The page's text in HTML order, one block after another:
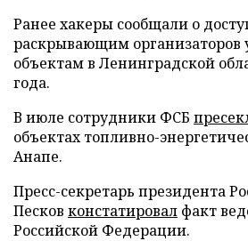
Ранее хакеры сообщали о
раскрывающим организаторов
объектам в Ленинградской
года.
В июле сотрудники ФСБ
объектах топливно-
Анапе.
Пресс-секретарь президента
Песков констатировал факт
Российской Федерации.